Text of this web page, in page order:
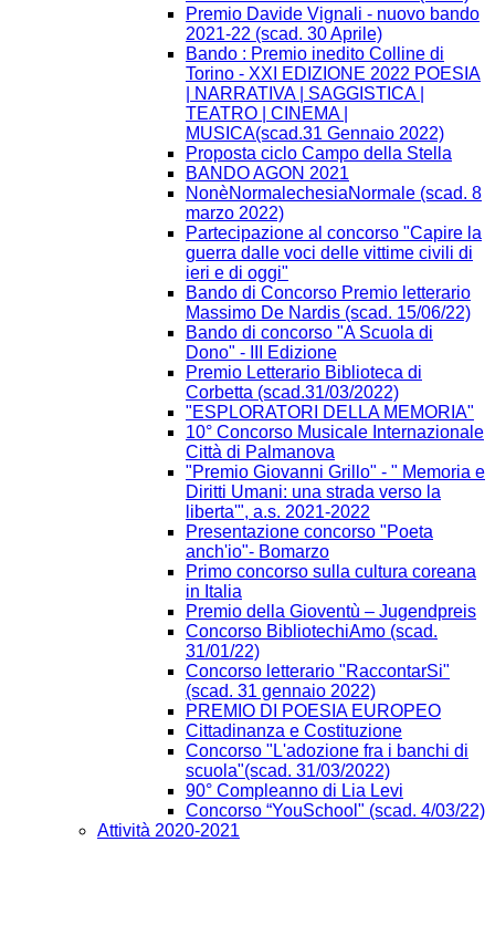
Premio Davide Vignali - nuovo bando
2021-22 (scad. 30 Aprile)
Bando : Premio inedito Colline di
Torino - XXI EDIZIONE 2022 POESIA
| NARRATIVA | SAGGISTICA |
TEATRO | CINEMA |
MUSICA(scad.31 Gennaio 2022)
Proposta ciclo Campo della Stella
BANDO AGON 2021
NonèNormalechesiaNormale (scad. 8
marzo 2022)
Partecipazione al concorso "Capire la
guerra dalle voci delle vittime civili di
ieri e di oggi"
Bando di Concorso Premio letterario
Massimo De Nardis (scad. 15/06/22)
Bando di concorso "A Scuola di
Dono" - III Edizione​
Premio Letterario Biblioteca di
Corbetta (scad.31/03/2022)
"ESPLORATORI DELLA MEMORIA"
10° Concorso Musicale Internazionale
Città di Palmanova
"Premio Giovanni Grillo" - " Memoria e
Diritti Umani: una strada verso la
liberta'", a.s. 2021-2022
Presentazione concorso "Poeta
anch'io"- Bomarzo
Primo concorso sulla cultura coreana
in Italia
Premio della Gioventù – Jugendpreis
Concorso BibliotechiAmo (scad.
31/01/22)
Concorso letterario "RaccontarSi"
(scad. 31 gennaio 2022)
PREMIO DI POESIA EUROPEO
Cittadinanza e Costituzione
Concorso "L'adozione fra i banchi di
scuola"(scad. 31/03/2022)
90° Compleanno di Lia Levi
Concorso “YouSchool" (scad. 4/03/22)
Attività 2020-2021